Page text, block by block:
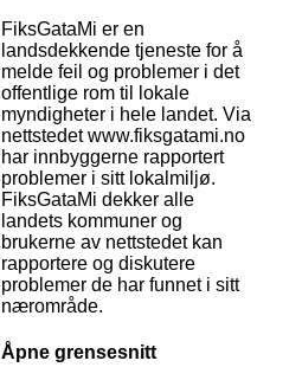
FiksGataMi er en
landsdekkende tjeneste for å
melde feil og problemer i det
offentlige rom til lokale
myndigheter i hele landet. Via
nettstedet www.fiksgatami.no
har innbyggerne rapportert
problemer i sitt lokalmiljø.
FiksGataMi dekker alle
landets kommuner og
brukerne av nettstedet kan
rapportere og diskutere
problemer de har funnet i sitt
nærområde.
Åpne grensesnitt